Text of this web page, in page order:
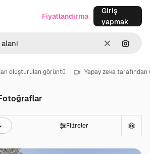
Temizlemek
Fiyatlandırma
Giriş
yapmak
oluşturulan görüntü Yapay zeka
Filtreler